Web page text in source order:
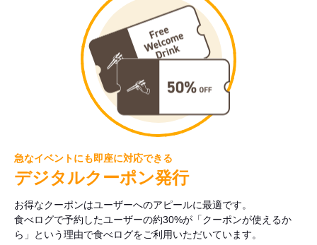
急なイベントにも即座に対応できる
デジタルクーポン発行
お得なクーポンはユーザーへのアピールに最適です。
食べログで予約したユーザーの約30%が「クーポンが使えるか
ら」という理由で食べログをご利用いただいています。